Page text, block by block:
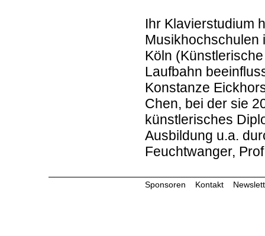
Ihr Klavierstudium
Musikhochschulen
Köln
Laufbahn
Konstanze
Chen, bei der sie
künstlerisches
Ausbildung u.a.
Feuchtwanger,
Sponsoren Kontakt